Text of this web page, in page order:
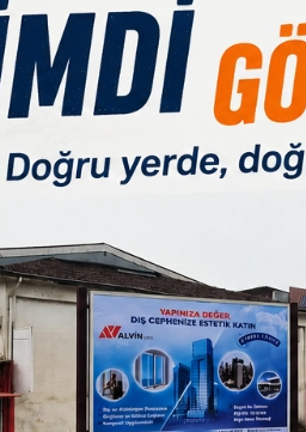
rağmen iyi niyetimizi koruyarak,
ihale sonrası hafriyat
ve edindiğimiz bilgilere göre bu
mercilerden herhangi bir yanıt
birbiri ile çelişen ifadelerinden
Amacımız kimseyi zan
kamuoyunu aydınlatıcı bir
ve köşe yazılarımıza herhangi
olabileceğine dair kuşkularımız
aldığı haberler yapmaya başladık.
Alinur Aktaş hiçbir açıklama
kalamazdı.
gibi ciddi bir ranttan söz edilirken,
Konuyla ilgili bir türlü kamuoyu